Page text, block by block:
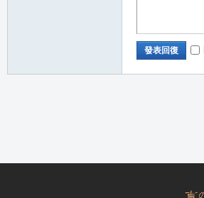
發表回復